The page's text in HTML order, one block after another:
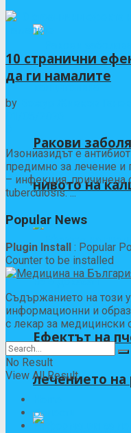
Ракови
нивото на
Ефектът на
лечението на
10 странични
да ги намалите
by
Изониазидът е
предимно за лечение и
– инфекция, причинена
tuberculosis. ...
Popular News
Plugin Install : Popular
Counter to be installed
Съдържанието на този
информационни и
с лекар за медицински
No Result
View All Result
Болести
Информация за